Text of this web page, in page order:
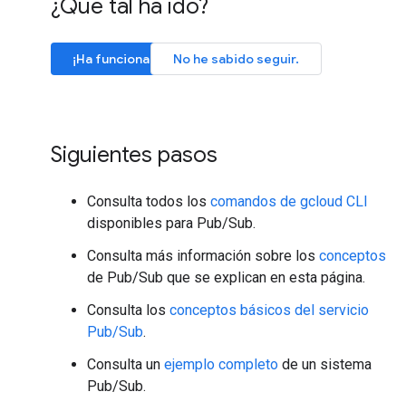
¿Qué tal ha ido?
¡Ha funcionado! No he sabido seguir.
Siguientes pasos
Consulta todos los comandos de gcloud CLI
disponibles para Pub/Sub.
Consulta más información sobre los conceptos
de Pub/Sub que se explican en esta página.
Consulta los conceptos básicos del servicio
Pub/Sub.
Consulta un ejemplo completo de un sistema
Pub/Sub.